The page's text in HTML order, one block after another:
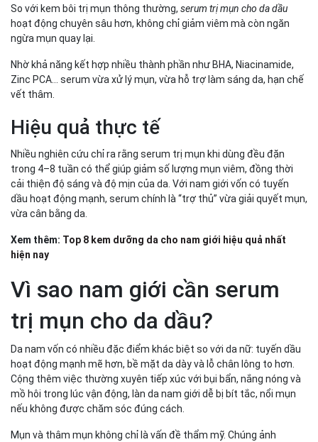
So với kem bôi trị mụn thông thường, serum trị mụn cho da dầu
hoạt động chuyên sâu hơn, không chỉ giảm viêm mà còn ngăn
ngừa mụn quay lại.
Nhờ khả năng kết hợp nhiều thành phần như BHA, Niacinamide,
Zinc PCA… serum vừa xử lý mụn, vừa hỗ trợ làm sáng da, hạn chế
vết thâm.
Hiệu quả thực tế
Nhiều nghiên cứu chỉ ra rằng serum trị mụn khi dùng đều đặn
trong 4–8 tuần có thể giúp giảm số lượng mụn viêm, đồng thời
cải thiện độ sáng và độ mịn của da. Với nam giới vốn có tuyến
dầu hoạt động mạnh, serum chính là “trợ thủ” vừa giải quyết mụn,
vừa cân bằng da.
Xem thêm: Top 8 kem dưỡng da cho nam giới hiệu quả nhất
hiện nay
Vì sao nam giới cần serum
trị mụn cho da dầu?
Da nam vốn có nhiều đặc điểm khác biệt so với da nữ: tuyến dầu
hoạt động mạnh mẽ hơn, bề mặt da dày và lỗ chân lông to hơn.
Cộng thêm việc thường xuyên tiếp xúc với bụi bẩn, nắng nóng và
mồ hôi trong lúc vận động, làn da nam giới dễ bị bít tắc, nổi mụn
nếu không được chăm sóc đúng cách.
Mụn và thâm mụn không chỉ là vấn đề thẩm mỹ. Chúng ảnh